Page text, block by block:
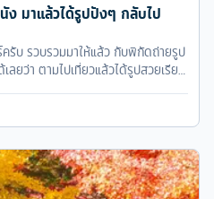
มาแล้วได้รูปปังๆ กลับไป
รับ รวบรวมมาให้แล้ว กับพิกัดถ่ายรูป
ยว่า ตามไปเที่ยวแล้วได้รูปสวยเรียก